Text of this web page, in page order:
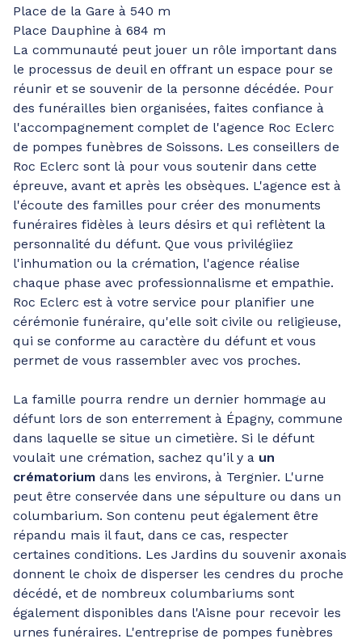
Place de la Gare à 540 m
Place Dauphine à 684 m
La communauté peut jouer un rôle important dans
le processus de deuil en offrant un espace pour se
réunir et se souvenir de la personne décédée. Pour
des funérailles bien organisées, faites confiance à
l'accompagnement complet de l'agence Roc Eclerc
de pompes funèbres de Soissons. Les conseillers de
Roc Eclerc sont là pour vous soutenir dans cette
épreuve, avant et après les obsèques. L'agence est à
l'écoute des familles pour créer des monuments
funéraires fidèles à leurs désirs et qui reflètent la
personnalité du défunt. Que vous privilégiiez
l'inhumation ou la crémation, l'agence réalise
chaque phase avec professionnalisme et empathie.
Roc Eclerc est à votre service pour planifier une
cérémonie funéraire, qu'elle soit civile ou religieuse,
qui se conforme au caractère du défunt et vous
permet de vous rassembler avec vos proches.
La famille pourra rendre un dernier hommage au
défunt lors de son enterrement à Épagny, commune
dans laquelle se situe un cimetière. Si le défunt
voulait une crémation, sachez qu'il y a un
crématorium dans les environs, à Tergnier. L'urne
peut être conservée dans une sépulture ou dans un
columbarium. Son contenu peut également être
répandu mais il faut, dans ce cas, respecter
certaines conditions. Les Jardins du souvenir axonais
donnent le choix de disperser les cendres du proche
décédé, et de nombreux columbariums sont
également disponibles dans l'Aisne pour recevoir les
urnes funéraires. L'entreprise de pompes funèbres